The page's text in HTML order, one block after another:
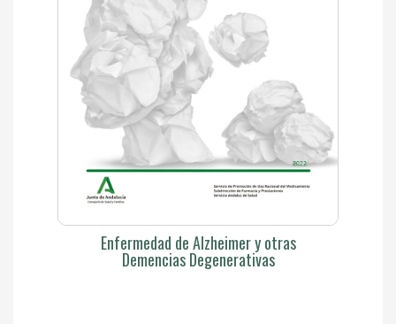
Enfermedad de Alzheimer y otras
Demencias Degenerativas